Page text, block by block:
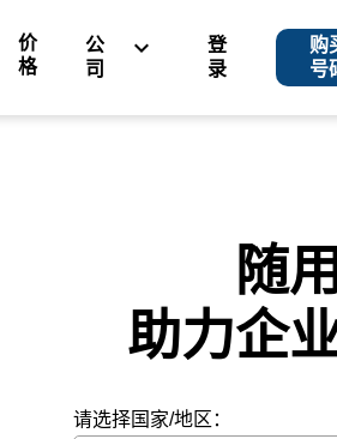
价
格
公
司
登
录
购
号
随
助力企
请选择国家/地区：